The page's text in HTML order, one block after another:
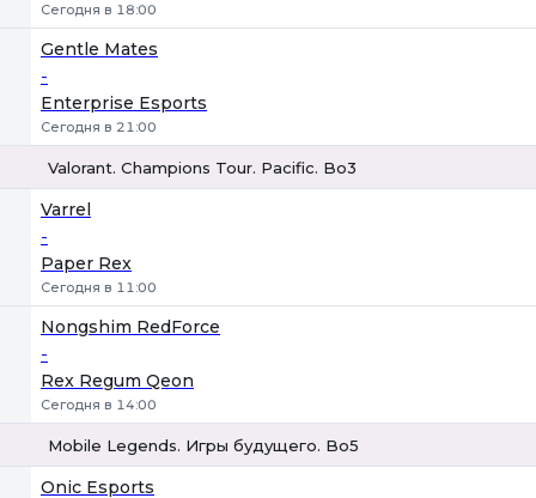
Сегодня в 18:00
Gentle Mates
-
Enterprise Esports
Сегодня в 21:00
Valorant. Champions Tour. Pacific. Bo3
Varrel
-
Paper Rex
Сегодня в 11:00
Nongshim RedForce
-
Rex Regum Qeon
Сегодня в 14:00
Mobile Legends. Игры будущего. Bo5
Onic Esports